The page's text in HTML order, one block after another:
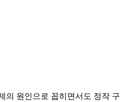
의 원인으로 꼽히면서도 정작 구